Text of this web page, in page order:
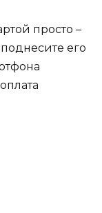
просто –
его